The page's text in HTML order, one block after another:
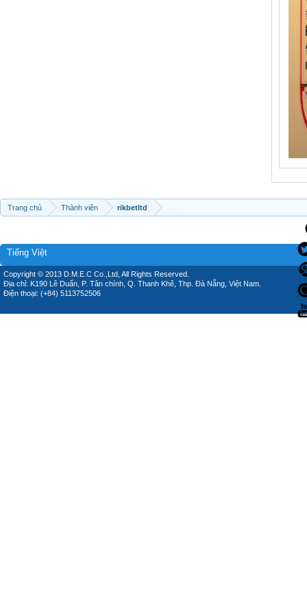
Trang chủ Thành viên rikbetltd
Tiếng Việt
Copyright © 2013 D.M.E.C Co.,Ltd, All Rights Reserved.
Địa chỉ: K190 Lê Duẩn, P. Tân chính, Q. Thanh Khê, Thp. Đà Nẵng, Việt Nam.
Điện thoại: (+84) 5113752506